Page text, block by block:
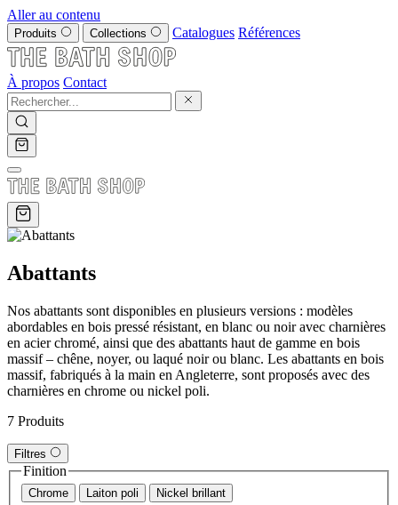
Aller au contenu
Produits Collections Catalogues Références
À propos Contact
Abattants
Nos abattants sont disponibles en plusieurs versions : modèles
abordables en bois pressé résistant, en blanc ou noir avec charnières
en acier chromé, ainsi que des abattants haut de gamme en bois
massif – chêne, noyer, ou laqué noir ou blanc. Les abattants en bois
massif, fabriqués à la main en Angleterre, sont proposés avec des
charnières en chrome ou nickel poli.
7 Produits
Filtres
Finition
Chrome Laiton poli Nickel brillant